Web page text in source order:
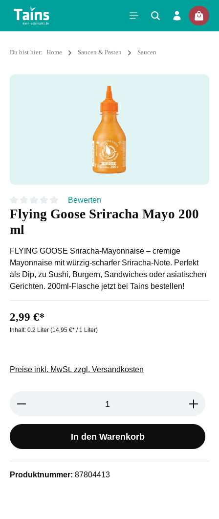
Du bist hier: Home Saucen & Pasten Saucen
Durchschnittliche Bewertung von 0 von 5 Sternen
Bewerten
Flying Goose Sriracha Mayo 200
ml
FLYING GOOSE Sriracha-Mayonnaise – cremige
Mayonnaise mit würzig-scharfer Sriracha-Note. Perfekt
als Dip, zu Sushi, Burgern, Sandwiches oder asiatischen
Gerichten. 200ml-Flasche jetzt bei Tains bestellen!
2,99 €*
Inhalt: 0.2 Liter (14,95 €* / 1 Liter)
Preise inkl. MwSt. zzgl. Versandkosten
Produkt Anzahl: Gib den
In den Warenkorb
Produktnummer: 87804413